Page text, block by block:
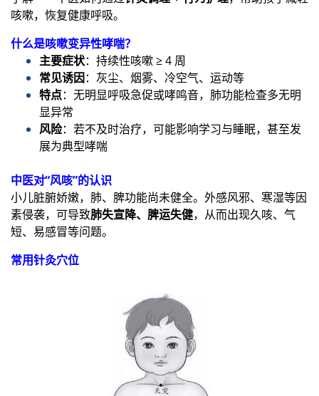
咳嗽，恢复健康呼吸。
什么是咳嗽变异性哮喘？
主要症状：持续性咳嗽 ≥ 4 周
常见诱因：灰尘、烟雾、冷空气、运动等
特点：无明显呼吸急促或哮鸣音，肺功能检查多无明
显异常
风险：若不及时治疗，可能影响学习与睡眠，甚至发
展为典型哮喘
中医对“风咳”的认识
小儿脏腑娇嫩，肺、脾功能尚未健全。外感风邪、寒湿等因
素侵袭，可导致肺失宣降、脾运失健，从而出现久咳、气
短、易感冒等问题。
常用针灸穴位